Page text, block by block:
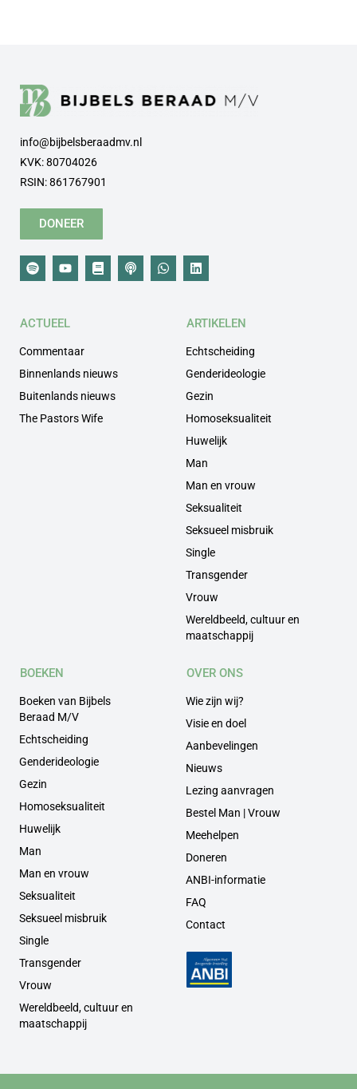
info@bijbelsberaadmv.nl
KVK: 80704026
RSIN: 861767901
DONEER
ACTUEEL
Commentaar
Binnenlands nieuws
Buitenlands nieuws
The Pastors Wife
ARTIKELEN
Echtscheiding
Genderideologie
Gezin
Homoseksualiteit
Huwelijk
Man
Man en vrouw
Seksualiteit
Seksueel misbruik
Single
Transgender
Vrouw
Wereldbeeld, cultuur en
maatschappij
BOEKEN
Boeken van Bijbels
Beraad M/V
Echtscheiding
Genderideologie
Gezin
Homoseksualiteit
Huwelijk
Man
Man en vrouw
Seksualiteit
Seksueel misbruik
Single
Transgender
Vrouw
Wereldbeeld, cultuur en
maatschappij
OVER ONS
Wie zijn wij?
Visie en doel
Aanbevelingen
Nieuws
Lezing aanvragen
Bestel Man | Vrouw
Meehelpen
Doneren
ANBI-informatie
FAQ
Contact